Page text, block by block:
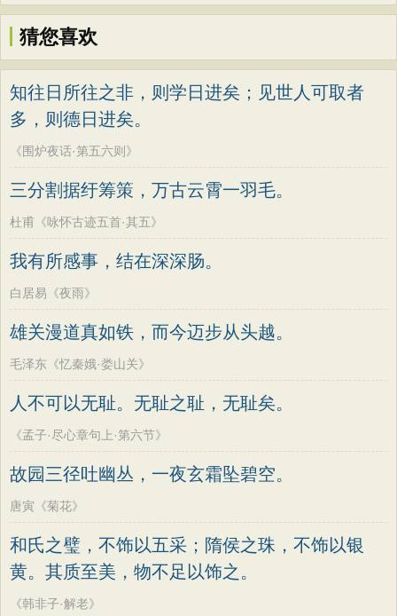
猜您喜欢
知往日所往之非，则学日进矣；见世人可取者
多，则德日进矣。
《围炉夜话·第五六则》
三分割据纡筹策，万古云霄一羽毛。
杜甫《咏怀古迹五首·其五》
我有所感事，结在深深肠。
白居易《夜雨》
雄关漫道真如铁，而今迈步从头越。
毛泽东《忆秦娥·娄山关》
人不可以无耻。无耻之耻，无耻矣。
《孟子·尽心章句上·第六节》
故园三径吐幽丛，一夜玄霜坠碧空。
唐寅《菊花》
和氏之璧，不饰以五采；隋侯之珠，不饰以银
黄。其质至美，物不足以饰之。
《韩非子·解老》